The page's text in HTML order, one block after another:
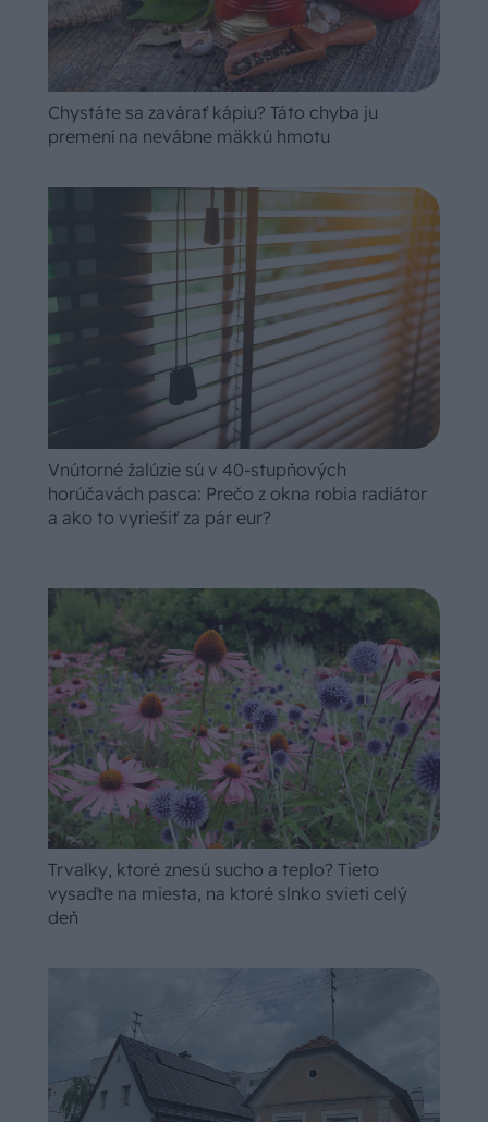
Chystáte sa zavárať kápiu? Táto chyba ju
premení na nevábne mäkkú hmotu
Vnútorné žalúzie sú v 40-stupňových
horúčavách pasca: Prečo z okna robia radiátor
a ako to vyriešiť za pár eur?
Trvalky, ktoré znesú sucho a teplo? Tieto
vysaďte na miesta, na ktoré slnko svieti celý
deň